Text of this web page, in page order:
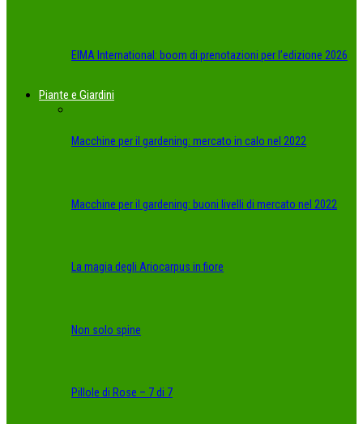
EIMA International: boom di prenotazioni per l’edizione 2026
Piante e Giardini
Macchine per il gardening: mercato in calo nel 2022
Macchine per il gardening: buoni livelli di mercato nel 2022
La magia degli Ariocarpus in fiore
Non solo spine
Pillole di Rose – 7 di 7